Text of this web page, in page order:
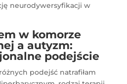
neurodywersyfikacji w
w komorze
a autyzm:
podejście
podejść natrafiłam